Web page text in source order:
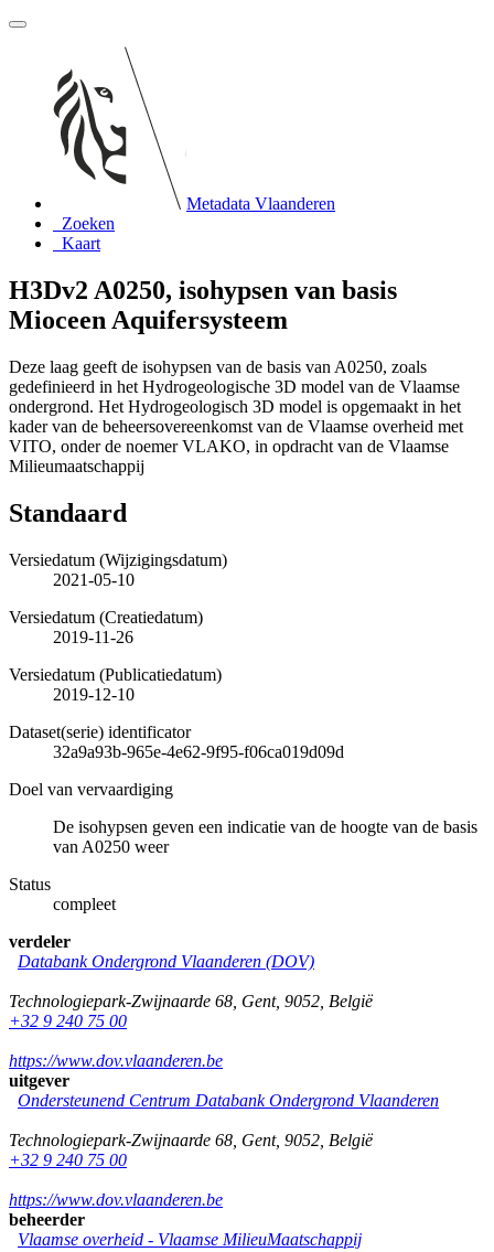
Metadata Vlaanderen
Zoeken
Kaart
H3Dv2 A0250, isohypsen van basis
Mioceen Aquifersysteem
Deze laag geeft de isohypsen van de basis van A0250, zoals
gedefinieerd in het Hydrogeologische 3D model van de Vlaamse
ondergrond. Het Hydrogeologisch 3D model is opgemaakt in het
kader van de beheersovereenkomst van de Vlaamse overheid met
VITO, onder de noemer VLAKO, in opdracht van de Vlaamse
Milieumaatschappij
Standaard
Versiedatum (Wijzigingsdatum)
2021-05-10
Versiedatum (Creatiedatum)
2019-11-26
Versiedatum (Publicatiedatum)
2019-12-10
Dataset(serie) identificator
32a9a93b-965e-4e62-9f95-f06ca019d09d
Doel van vervaardiging
De isohypsen geven een indicatie van de hoogte van de basis
van A0250 weer
Status
compleet
verdeler
Databank Ondergrond Vlaanderen (DOV)
Technologiepark-Zwijnaarde 68 Gent, 9052 België
+32 9 240 75 00
https://www.dov.vlaanderen.be
uitgever
Ondersteunend Centrum Databank Ondergrond Vlaanderen
Technologiepark-Zwijnaarde 68 Gent, 9052 België
+32 9 240 75 00
https://www.dov.vlaanderen.be
beheerder
Vlaamse overheid - Vlaamse MilieuMaatschappij